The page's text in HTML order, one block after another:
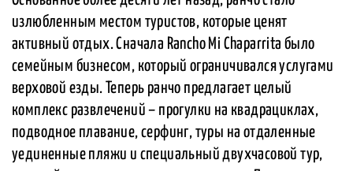
излюбленным местом туристов, которые ценят
активный отдых. Сначала Rancho Mi Chaparrita было
семейным бизнесом, который ограничивался услугами
верховой езды. Теперь ранчо предлагает целый
комплекс развлечений – прогулки на квадрациклах,
подводное плавание, серфинг, туры на отдаленные
уединенные пляжи и специальный двухчасовой тур,